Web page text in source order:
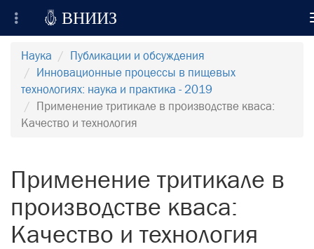
Всероссийский Научно-Исследовательский
Институт Зерна и продуктов его переработки
Регистрация
Вход на сайт
 ВНИИЗ
Наука
Публикации и обсуждения
Инновационные процессы в пищевых
технологиях: наука и практика - 2019
Применение тритикале в производстве кваса:
Качество и технология
Применение тритикале в
производстве кваса:
Качество и технология